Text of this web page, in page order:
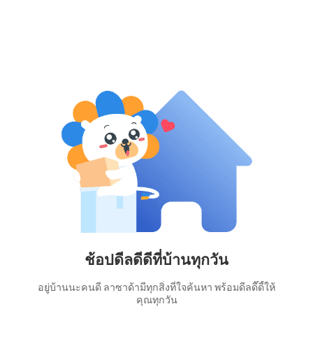
ช้อปดีลดีดีที่บ้านทุกวัน
อยู่บ้านนะคนดี ลาซาด้ามีทุกสิ่งที่ใจค้นหา พร้อมดีลดี๊ดี้ให้
คุณทุกวัน